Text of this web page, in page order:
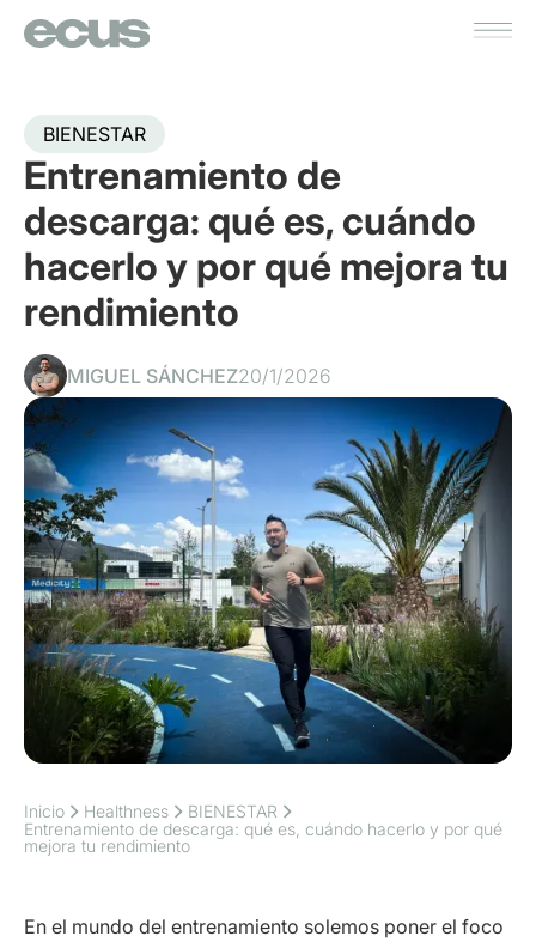
BIENESTAR
Entrenamiento de
descarga: qué es, cuándo
hacerlo y por qué mejora tu
rendimiento
MIGUEL SÁNCHEZ20/1/2026
Inicio Healthness
BIENESTAR
Entrenamiento de descarga: qué es, cuándo hacerlo y por qué
mejora tu rendimiento
En el mundo del entrenamiento solemos poner el foco